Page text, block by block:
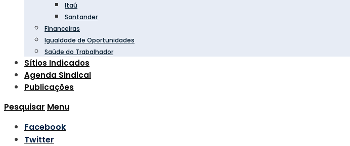
Itaú
Santander
Financeiras
Igualdade de Oportunidades
Saúde do Trabalhador
Sítios Indicados
Agenda Sindical
Publicações
Pesquisar Menu
Facebook
Twitter